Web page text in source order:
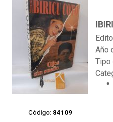
Código: 84109
Año
Tipo